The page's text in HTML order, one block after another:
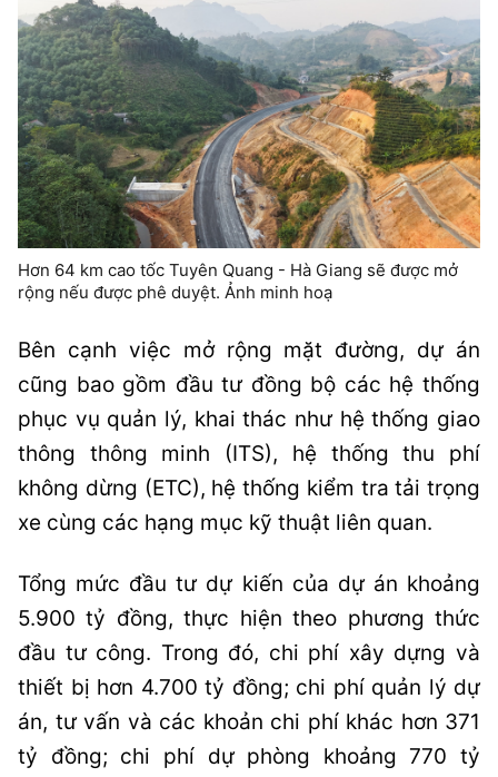
Hơn 64 km cao tốc Tuyên Quang - Hà Giang sẽ được mở
rộng nếu được phê duyệt. Ảnh minh hoạ
Bên cạnh việc mở rộng mặt đường, dự án
cũng bao gồm đầu tư đồng bộ các hệ thống
phục vụ quản lý, khai thác như hệ thống giao
thông thông minh (ITS), hệ thống thu phí
không dừng (ETC), hệ thống kiểm tra tải trọng
xe cùng các hạng mục kỹ thuật liên quan.
Tổng mức đầu tư dự kiến của dự án khoảng
5.900 tỷ đồng, thực hiện theo phương thức
đầu tư công. Trong đó, chi phí xây dựng và
thiết bị hơn 4.700 tỷ đồng; chi phí quản lý dự
án, tư vấn và các khoản chi phí khác hơn 371
tỷ đồng; chi phí dự phòng khoảng 770 tỷ